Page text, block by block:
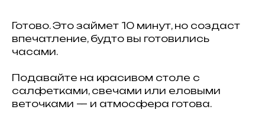
Готово. Это займет 10 минут, но создаст
впечатление, будто вы готовились
часами.
Подавайте на красивом столе с
салфетками, свечами или еловыми
веточками — и атмосфера готова.